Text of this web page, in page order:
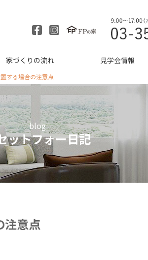
家づくりの流れ 見学会情報
する場合の注意点
blog
ットフォー日記
注意点